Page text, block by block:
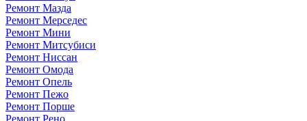
Ремонт Мазда
Ремонт Мерседес
Ремонт Мини
Ремонт Митсубиси
Ремонт Ниссан
Ремонт Омода
Ремонт Опель
Ремонт Пежо
Ремонт Порше
Ремонт Рено